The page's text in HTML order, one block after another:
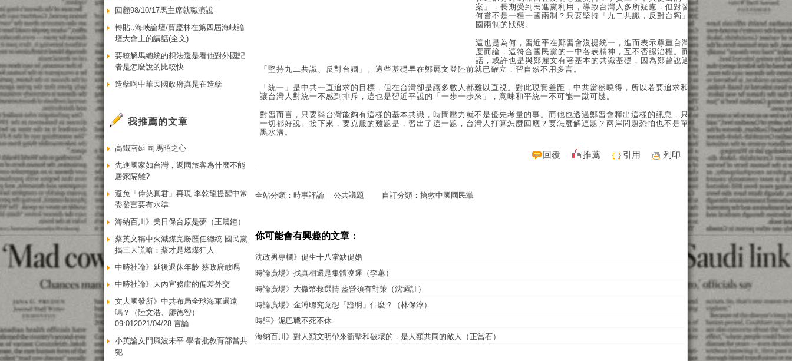
案」，長期受到民進黨利用，導致台灣人多所疑慮，但對習而言，眼前的現狀
何嘗不是一種一國兩制？只要堅持「九二共識，反對台獨」，現狀其實已是一
國兩制的狀態。
這也是為何，習近平在鄭習會沒提統一，進而表示尊重台灣的制度。就某種角
度而論，這符合國民黨的一中各表精神，互不否認治權。而習之所以有這席談
話，或許也是與鄭麗文有著基本的共識基礎，因為鄭曾說過「我是中國人」、
「堅持九二共識、反對台獨」。這些基礎早在鄭麗文登陸前就已確立，習自然不用多言。
「統一」是中共一直追求的目標，但在台灣卻是讓多數人都難以直視。對此現實差距，中共當然曉得，所以若要追求和平統一，勢必得先
讓台灣人對統一不感到排斥，這也是習近平說的「一步一步來」，意味和平統一不可能一蹴可幾。
對習而言，只要與台灣能夠有這樣的基本共識，時間壓力就不是優先考量的事。而他也透過鄭習會釋出這樣的訊息，只要「心靈契合」，
一切都好說。接下來，要克服的難題是，習出了這一題，台灣人打算怎麼回應？要怎麼解這題？兩岸問題恐怕也不是單憑善意就能跨過這
黑水溝。
回覆 推薦 引用 列印
全站分類： 時事評論 公共議題 自訂分類： 搶救中國國民黨
你可能會有興趣的文章：
沈政男專欄》促生十八掌缺促婚
時論廣場》找真相還是集體凌遲（李蕙）
時論廣場》大撒幣救選情 藍營須有對策（沈迺訓）
時論廣場》金溥聰究竟想「證明」什麼？（林保淳）
時評》泥巴戰不死不休
海納百川》對人類文明帶來衝擊和破壞的，是人類共同的敵人（正當石）
回顧98/10/17馬主席就職演說
轉貼..海峽論壇/賈慶林在第四屆海峽論
壇大會上的講話(全文)
要瞭解馬總統的想法還是看他對外國記
者是怎麼說的比較快
造孽啊中華民國政府真是在造孽
我推薦的文章
高鐵南延 司馬昭之心
先進國家如台灣，返國旅客為什麼不能
居家隔離?
避免「偉慈真君」再現 李乾龍提醒中常
委發言要有水準
海納百川》美日保台原是夢（王晨鐘）
蔡英文稱中火減煤完勝歷任總統 國民黨
揭三大謊嗆：蔡才是燃煤狂人
中時社論》延後退休年齡 蔡政府敢嗎
中時社論》大內宣務虛的偏差外交
文大國發所》中共布局全球海軍還遠
嗎？（陸文浩、廖德智）
09:012021/04/28 言論
小英論文門風波未平 學者批教育部當共
犯